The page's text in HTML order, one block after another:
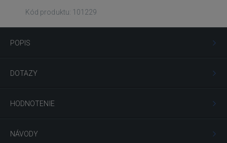
Kód produktu: 101229
POPIS
DOTAZY
HODNOTENIE
NÁVODY